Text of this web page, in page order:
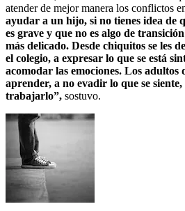
atender de mejor manera los conflictos
ayudar a un hijo, si no tienes idea de
es grave y que no es algo de
más delicado. Desde chiquitos se les
el colegio, a expresar lo que se está
acomodar las emociones. Los adultos
aprender, a no evadir lo que se
trabajarlo”, sostuvo.